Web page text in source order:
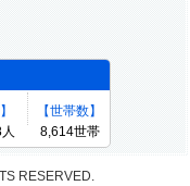
RESERVED.